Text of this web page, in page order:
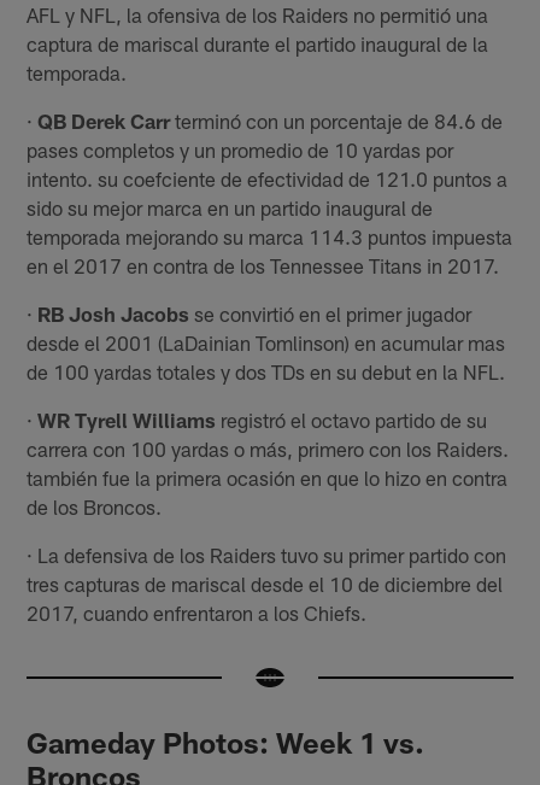
AFL y NFL, la ofensiva de los Raiders no permitió una
captura de mariscal durante el partido inaugural de la
temporada.
·QB Derek Carrterminó con un porcentaje de 84.6 de
pases completos y un promedio de 10 yardas por
intento. su coefciente de efectividad de 121.0 puntos a
sido su mejor marca en un partido inaugural de
temporada mejorando su marca 114.3 puntos impuesta
en el 2017 en contra de los Tennessee Titans in 2017.
· RB Josh Jacobs se convirtió en el primer jugador
desde el 2001 (LaDainian Tomlinson) en acumular mas
de 100 yardas totales y dos TDs en su debut en la NFL.
·WR Tyrell Williams registró el octavo partido de su
carrera con 100 yardas o más, primero con los Raiders.
también fue la primera ocasión en que lo hizo en contra
de los Broncos.
· La defensiva de los Raiders tuvo su primer partido con
tres capturas de mariscal desde el 10 de diciembre del
2017, cuando enfrentaron a los Chiefs.
Gameday Photos: Week 1 vs.
Broncos